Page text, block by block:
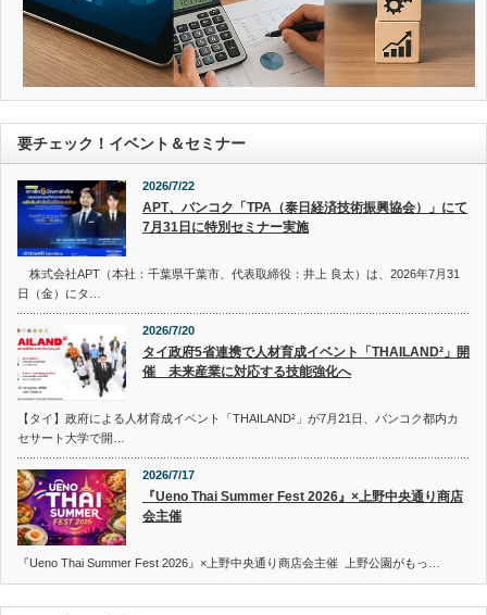
要チェック！イベント＆セミナー
2026/7/22
APT、バンコク「TPA（泰日経済技術振興協会）」にて
7月31日に特別セミナー実施
株式会社APT（本社：千葉県千葉市、代表取締役：井上 良太）は、2026年7月31
日（金）にタ…
2026/7/20
タイ政府5省連携で人材育成イベント「THAILAND²」開
催 未来産業に対応する技能強化へ
【タイ】政府による人材育成イベント「THAILAND²」が7月21日、バンコク都内カ
セサート大学で開…
2026/7/17
『Ueno Thai Summer Fest 2026』×上野中央通り商店
会主催
『Ueno Thai Summer Fest 2026』×上野中央通り商店会主催 上野公園がもっ…